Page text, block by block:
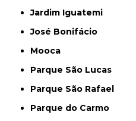
Jardim Iguatemi
José Bonifácio
Mooca
Parque São Lucas
Parque São Rafael
Parque do Carmo